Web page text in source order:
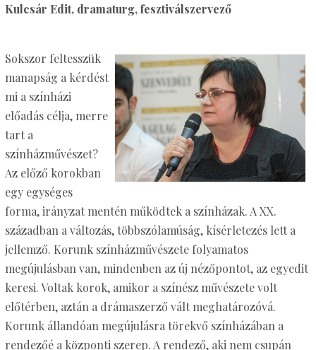
Kulcsár Edit, dramaturg, fesztiválszervező
Sokszor feltesszük
manapság a kérdést
mi a színházi
előadás célja, merre
tart a
színházművészet?
Az előző korokban
egy egységes
forma, irányzat mentén működtek a színházak. A XX.
században a változás, többszólamúság, kísérletezés lett a
jellemző. Korunk színházművészete folyamatos
megújulásban van, mindenben az új nézőpontot, az egyedit
keresi. Voltak korok, amikor a színész művészete volt
előtérben, aztán a drámaszerző vált meghatározóvá.
Korunk állandóan megújulásra törekvő színházában a
rendezőé a központi szerep. A rendező, aki nem csupán